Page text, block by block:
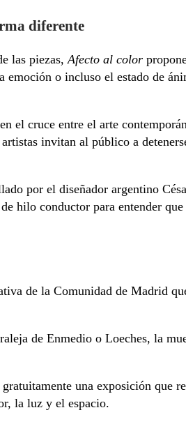
diferente
las piezas, Afecto al color
o incluso el estado de
cruce entre el arte
invitan al público a
por el diseñador argentino
hilo conductor para entender
de la Comunidad de Madrid
de Enmedio o Loeches, la
una exposición que
la luz y el espacio.